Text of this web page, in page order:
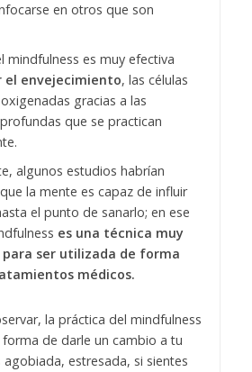
en otros que son
mindfulness es muy efectiva
el envejecimiento, las células
gracias a las
que se practican
algunos estudios habrían
la mente es capaz de influir
el punto de sanarlo; en ese
es una técnica muy
ser utilizada de forma
médicos.
la práctica del mindfulness
de darle un cambio a tu
estresada, si sientes